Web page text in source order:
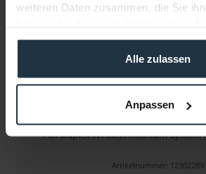
weiteren Daten zusammen, die Sie
gesammelt haben.
Alle zulassen
Anpassen
Hollyland Solidcom C1-8S
Full-Duplex Wireless Intercom-System
Artikelnummer: 12302289